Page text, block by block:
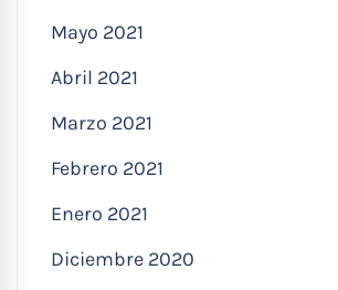
Mayo 2021
Abril 2021
Marzo 2021
Febrero 2021
Enero 2021
Diciembre 2020